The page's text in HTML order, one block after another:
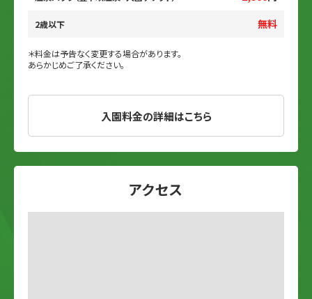
2歳以下 無料
＊料金は予告なく変更する場合があります。
あらかじめご了承ください。
入園料金の詳細はこちら
アクセス